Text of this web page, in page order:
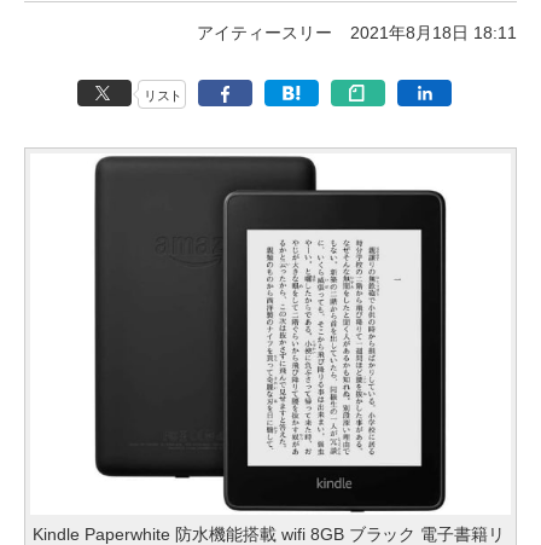
アイティースリー 2021年8月18日 18:11
リスト
Kindle Paperwhite 防水機能搭載 wifi 8GB ブラック 電子書籍リ